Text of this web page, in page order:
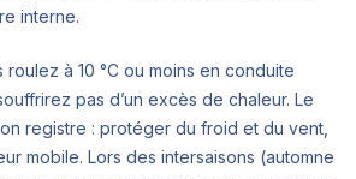
interne.
roulez à 10 °C ou moins en conduite
pas d’un excès de chaleur. Le
registre : protéger du froid et du vent,
mobile. Lors des intersaisons (automne